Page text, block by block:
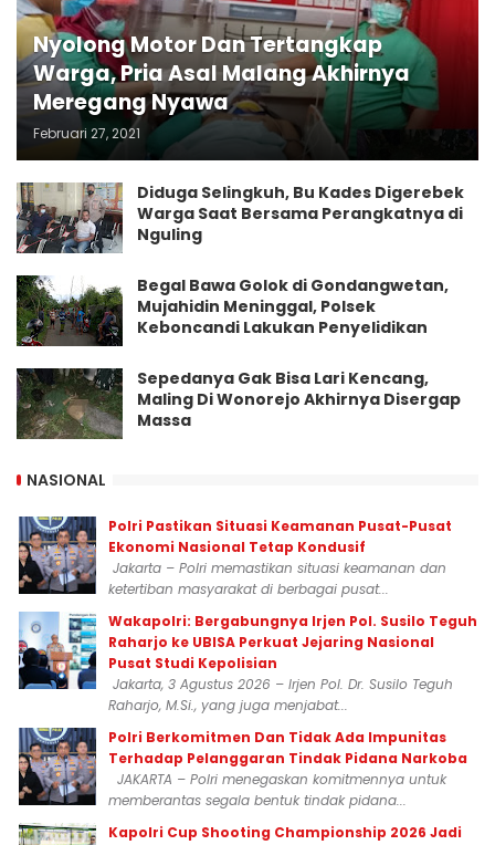
Nyolong Motor Dan Tertangkap
Warga, Pria Asal Malang Akhirnya
Meregang Nyawa
Februari 27, 2021
Diduga Selingkuh, Bu Kades Digerebek
Warga Saat Bersama Perangkatnya di
Nguling
Begal Bawa Golok di Gondangwetan,
Mujahidin Meninggal, Polsek
Keboncandi Lakukan Penyelidikan
Sepedanya Gak Bisa Lari Kencang,
Maling Di Wonorejo Akhirnya Disergap
Massa
NASIONAL
Polri Pastikan Situasi Keamanan Pusat-Pusat
Ekonomi Nasional Tetap Kondusif
Jakarta – Polri memastikan situasi keamanan dan
ketertiban masyarakat di berbagai pusat...
Wakapolri: Bergabungnya Irjen Pol. Susilo Teguh
Raharjo ke UBISA Perkuat Jejaring Nasional
Pusat Studi Kepolisian
Jakarta, 3 Agustus 2026 – Irjen Pol. Dr. Susilo Teguh
Raharjo, M.Si., yang juga menjabat...
Polri Berkomitmen Dan Tidak Ada Impunitas
Terhadap Pelanggaran Tindak Pidana Narkoba
JAKARTA – Polri menegaskan komitmennya untuk
memberantas segala bentuk tindak pidana...
Kapolri Cup Shooting Championship 2026 Jadi